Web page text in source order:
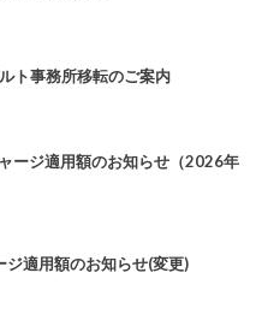
ト事務所移転のご案内
ージ適用額のお知らせ（2026年
適用額のお知らせ(変更)